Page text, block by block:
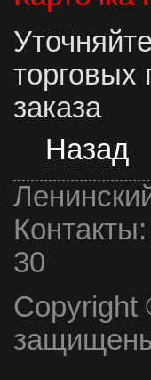
заказа
Назад
Контакты:
30
Copyright